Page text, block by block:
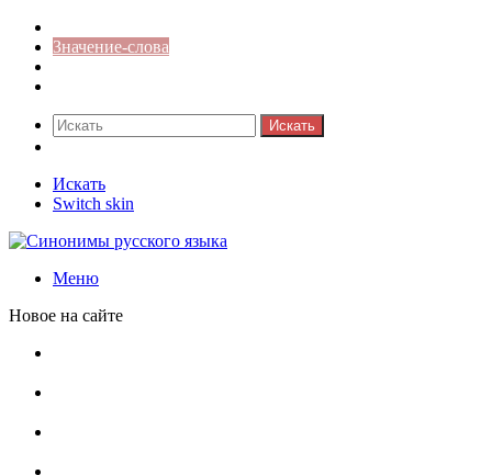
Значение-слова
Искать
Искать
Switch skin
Меню
Новое на сайте